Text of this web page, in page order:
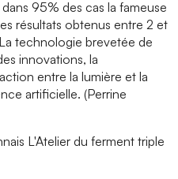
95% des cas la fameuse
résultats obtenus entre 2 et
technologie brevetée de
innovations, la
entre la lumière et la
artificielle. (Perrine
L'Atelier du ferment triple